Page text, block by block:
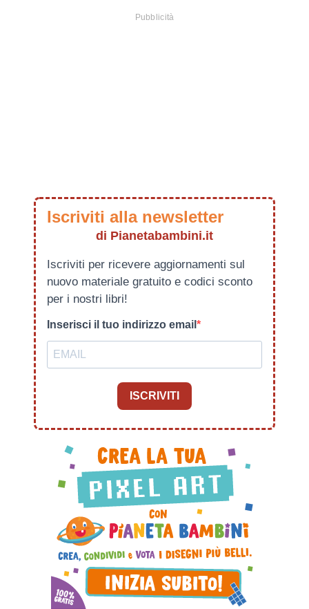
Iscriviti alla newsletter
di Pianetabambini.it
Iscriviti per ricevere aggiornamenti sul
nuovo materiale gratuito e codici sconto
per i nostri libri!
Inserisci il tuo indirizzo email
ISCRIVITI